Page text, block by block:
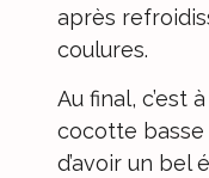
après
coulures.
Au final, c’est
cocotte
d’avoir un bel